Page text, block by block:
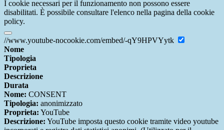
I cookie necessari per il funzionamento non possono essere
disabilitati. È possibile consultare l'elenco nella pagina della cookie
policy.
//www.youtube-nocookie.com/embed/-qY9HPVYytk
Nome
Tipologia
Proprieta
Descrizione
Durata
Nome: CONSENT
Tipologia: anonimizzato
Proprieta: YouTube
Descrizione: YouTube imposta questo cookie tramite video youtube